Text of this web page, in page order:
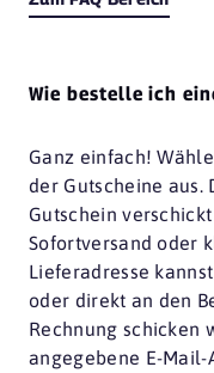
Wie bestelle ich
Ganz einfach!
der Gutscheine aus.
Gutschein
Sofortversand oder
Lieferadresse
oder direkt an den
Rechnung schicken
angegebene E-Mail-